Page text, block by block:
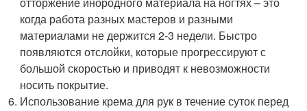
когда работа разных мастеров и разными
материалами не держится 2-3 недели. Быстро
появляются отслойки, которые прогрессируют с
большой скоростью и приводят к невозможности
носить покрытие.
Использование крема для рук в течение суток перед